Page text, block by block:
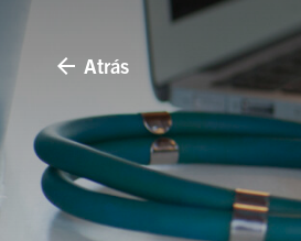
Atrás